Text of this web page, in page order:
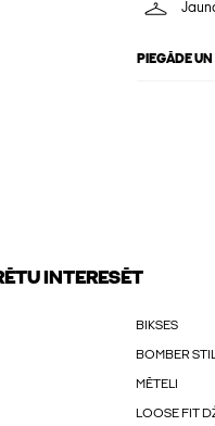
PIEGĀDE
INTERESĒT
BIKSES
BOMBER
MĒTELI
LOOSE FIT